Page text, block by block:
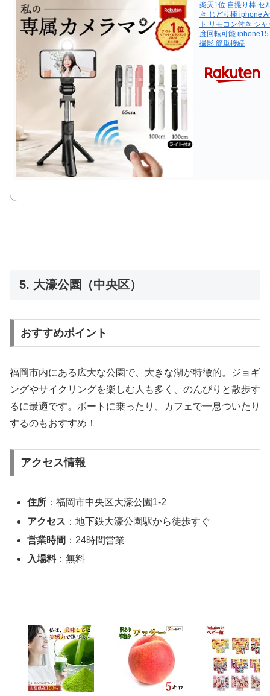
楽天1位 自撮り棒 セ
き じどり棒 iphone
ト リモコン付き シ
度回転可能
撮影 簡単接続
5. 大濠公園（中央区）
おすすめポイント
福岡市内にある広大な公園で、大きな湖が特徴的。ジョギ
ングやサイクリングを楽​​しむ人も多く、のんびりと散歩す
るに最適です。ボートに乗ったり、カフェで一息ついたり
するのもおすすめ！
アクセス情報
住所 ：福岡市中央区大濠公園1-2
アクセス ：地下鉄大濠公園駅から徒歩すぐ
営業時間 ：24時間営業
入場料：無料